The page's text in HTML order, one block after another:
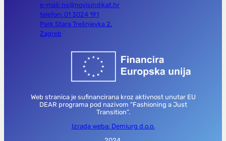
e-mail: ns@novisindikat.hr
telefon: 01 3024 191
Park Stara Trešnjevka 2,
Zagreb
Web stranica je sufinancirana kroz aktivnost unutar EU
DEAR programa pod nazivom “Fashioning a Just
Transition”.
Izrada weba: Demiurg d.o.o.